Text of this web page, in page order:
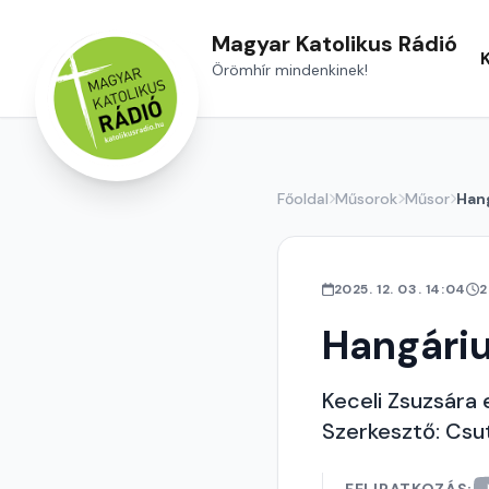
Magyar Katolikus Rádió
Örömhír mindenkinek!
Főoldal Műsorok Műsor
2025. 12. 03. 14:04
Keceli Zsuzsára
Szerkesztő: